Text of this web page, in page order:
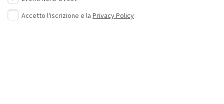
Accetto l'iscrizione e la Privacy Policy